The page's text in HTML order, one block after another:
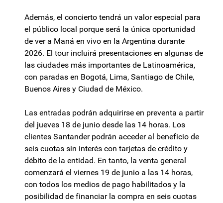
Además, el concierto tendrá un valor especial para
el público local porque será la única oportunidad
de ver a Maná en vivo en la Argentina durante
2026. El tour incluirá presentaciones en algunas de
las ciudades más importantes de Latinoamérica,
con paradas en Bogotá, Lima, Santiago de Chile,
Buenos Aires y Ciudad de México.
Las entradas podrán adquirirse en preventa a partir
del jueves 18 de junio desde las 14 horas. Los
clientes Santander podrán acceder al beneficio de
seis cuotas sin interés con tarjetas de crédito y
débito de la entidad. En tanto, la venta general
comenzará el viernes 19 de junio a las 14 horas,
con todos los medios de pago habilitados y la
posibilidad de financiar la compra en seis cuotas